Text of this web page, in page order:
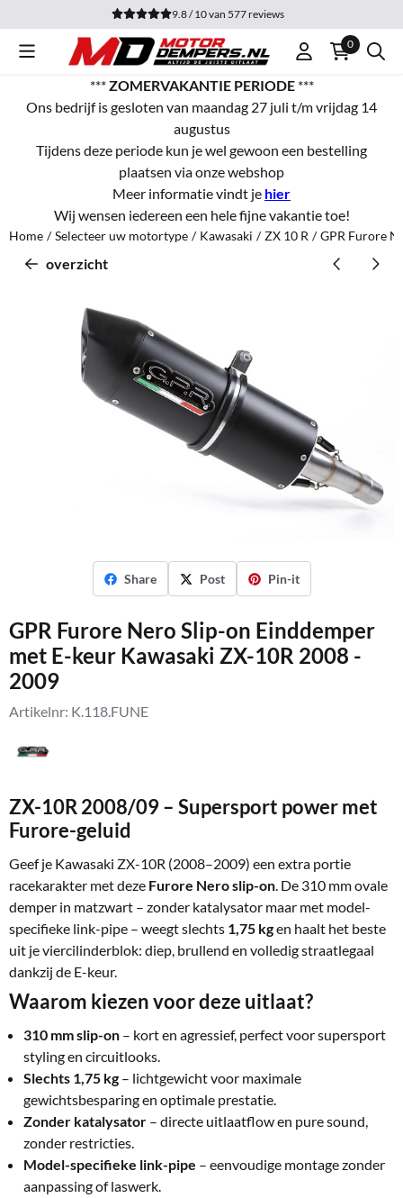
Cookievoorkeuren zijn momenteel gesloten.
9.8 / 10van 577reviews
0
***ZOMERVAKANTIE PERIODE***
Ons bedrijf is gesloten van maandag 27 juli t/m vrijdag 14
augustus
Tijdens deze periode kun je wel gewoon een bestelling
plaatsen via onze webshop
Meer informatie vindt je hier
Wij wensen iedereen een hele fijne vakantie toe!
Home / Selecteer uw motortype / Kawasaki / ZX 10 R / GPR Furore
overzicht
Share Post Pin-it
GPR Furore Nero Slip-on Einddemper
met E-keur Kawasaki ZX-10R 2008 -
2009
Artikelnr: K.118.FUNE
ZX-10R 2008/09 – Supersport power met
Furore-geluid
Geef je Kawasaki ZX-10R (2008–2009) een extra portie
racekarakter met deze Furore Nero slip-on. De 310 mm ovale
demper in matzwart – zonder katalysator maar met model-
specifieke link-pipe – weegt slechts 1,75 kgen haalt het beste
uit je viercilinderblok: diep, brullend en volledig straatlegaal
dankzij de E-keur.
Waarom kiezen voor deze uitlaat?
310 mm slip-on – kort en agressief, perfect voor supersport
styling en circuitlooks.
Slechts 1,75 kg – lichtgewicht voor maximale
gewichtsbesparing en optimale prestatie.
Zonder katalysator – directe uitlaatflow en pure sound,
zonder restricties.
Model-specifieke link-pipe – eenvoudige montage zonder
aanpassing of laswerk.